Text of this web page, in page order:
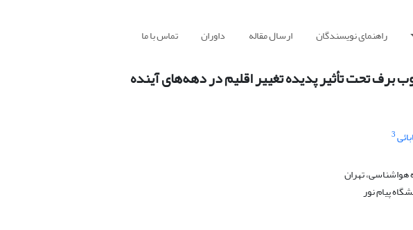
راهنمای نویسندگان ارسال مقاله داوران تماس با ما
برف تحت تأثیر پدیده تغییر اقلیم در دهه‌های آینده
3
تهران
پیام نور